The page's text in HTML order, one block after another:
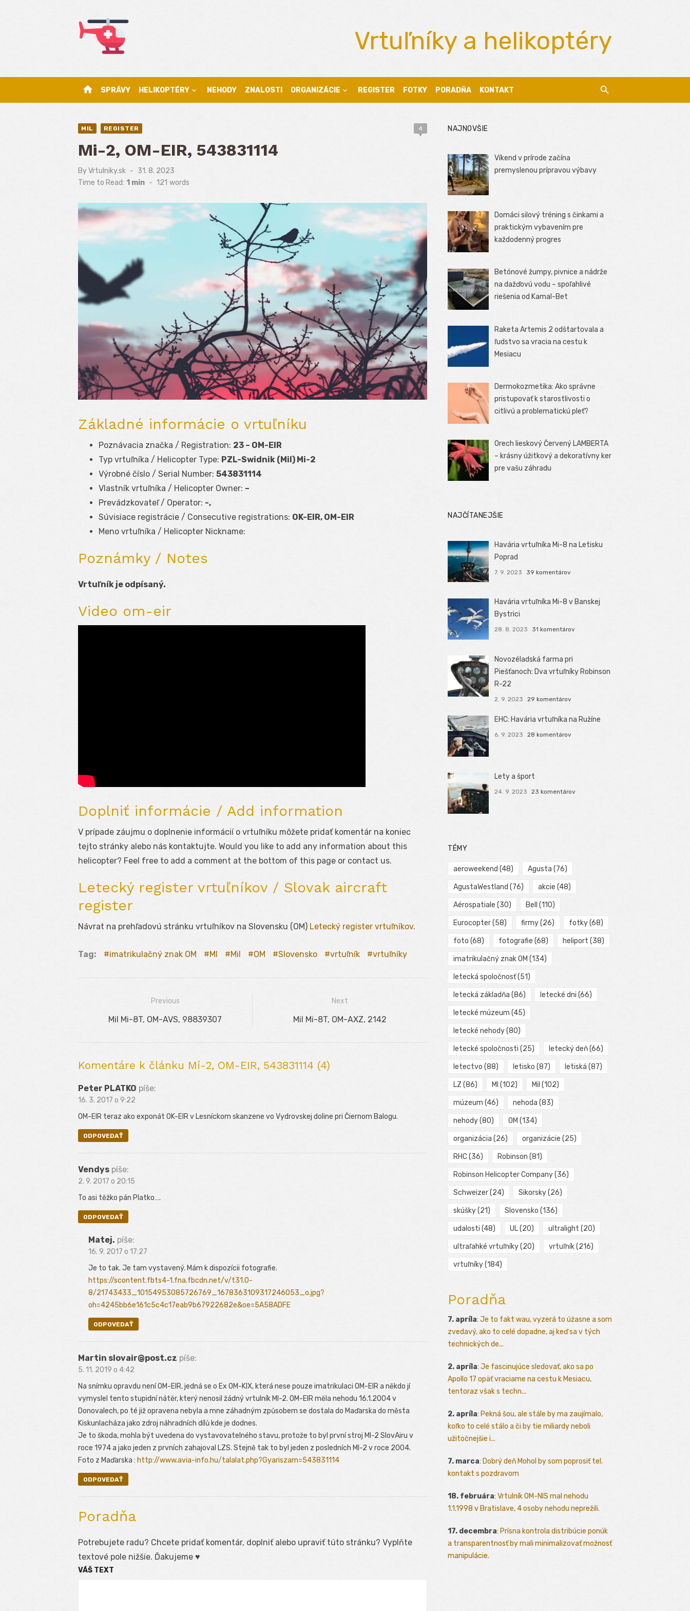
Vrtuľníky a helikoptéry
home SPRÁVY HELIKOPTÉRY NEHODY ZNALOSTI ORGANIZÁCIE REGISTER FOTKY PORADŇA KONTAKT
MIL REGISTER 4
Mi-2, OM-EIR, 543831114
ByVrtulniky.sk
Posted
on
31. 8. 2023
Time to Read: 1 min - 121 words
Základné informácie o vrtuľníku
Poznávacia značka / Registration: 23 – OM-EIR
Typ vrtuľníka / Helicopter Type: PZL-Swidnik (Mil) Mi-2
Výrobné číslo / Serial Number: 543831114
Vlastník vrtuľníka / Helicopter Owner: –
Prevádzkovateľ / Operator: -,
Súvisiace registrácie / Consecutive registrations: OK-EIR, OM-EIR
Meno vrtuľníka / Helicopter Nickname:
Poznámky / Notes
Vrtuľník je odpísaný.
Video om-eir
Doplniť informácie / Add information
V prípade záujmu o doplnenie informácií o vrtuľníku môžete pridať komentár na koniec
tejto stránky alebo nás kontaktujte. Would you like to add any information about this
helicopter? Feel free to add a comment at the bottom of this page or contact us.
Letecký register vrtuľníkov / Slovak aircraft
register
Návrat na prehľadovú stránku vrtuľníkov na Slovensku (OM) Letecký register vrtuľníkov.
Tag: imatrikulačný znak OM MI Mil OM Slovensko vrtuľník vrtuľníky
Navigácia
Previous
Previous
Mil Mi-8T, OM-AVS, 98839307
Next
Next
Mil Mi-8T, OM-AXZ, 2142
Komentáre k článku Mi-2, OM-EIR, 543831114 (4)
Peter PLATKO píše:
16. 3. 2017 o 9:22
OM-EIR teraz ako exponát OK-EIR v Lesníckom skanzene vo Vydrovskej doline pri Čiernom Balogu.
ODPOVEDAŤ
Vendys píše:
2. 9. 2017 o 20:15
To asi těžko pán Platko….
ODPOVEDAŤ
Matej. píše:
16. 9. 2017 o 17:27
Je to tak. Je tam vystavený. Mám k dispozícii fotografie.
https://scontent.fbts4-1.fna.fbcdn.net/v/t31.0-
8/21743433_10154953085726769_1678363109317246053_o.jpg?
oh=4245bb6e161c5c4c17eab9b67922682e&oe=5A58ADFE
ODPOVEDAŤ
Martin slovair@post.cz píše:
5. 11. 2019 o 4:42
Na snímku opravdu není OM-EIR, jedná se o Ex OM-KIX, která nese pouze imatrikulaci OM-EIR a někdo jí
vymyslel tento stupidní nátěr, který nenosil žádný vrtulník MI-2. OM-EIR měla nehodu 16.1.2004 v
Donovalech, po té již opravena nebyla a mne záhadným způsobem se dostala do Maďarska do města
Kiskunlacháza jako zdroj náhradních dílů kde je dodnes.
Je to škoda, mohla být uvedena do vystavovatelného stavu, protože to byl první stroj MI-2 SlovAiru v
roce 1974 a jako jeden z prvních zahajoval LZS. Stejně tak to byl jeden z posledních MI-2 v roce 2004.
Foto z Maďarska : http://www.avia-info.hu/talalat.php?Gyariszam=543831114
ODPOVEDAŤ
Poradňa
Potrebujete radu? Chcete pridať komentár, doplniť alebo upraviť túto stránku? Vyplňte
textové pole nižšie. Ďakujeme ♥
VÁŠ TEXT
NAJNOVŠIE
Víkend v prírode začína
premyslenou prípravou výbavy
Domáci silový tréning s činkami a
praktickým vybavením pre
každodenný progres
Betónové žumpy, pivnice a nádrže
na dažďovú vodu – spoľahlivé
riešenia od Kamal-Bet
Raketa Artemis 2 odštartovala a
ľudstvo sa vracia na cestu k
Mesiacu
Dermokozmetika: Ako správne
pristupovať k starostlivosti o
citlivú a problematickú pleť?
Orech lieskový Červený LAMBERTA
– krásny úžitkový a dekoratívny ker
pre vašu záhradu
NAJČÍTANEJŠIE
Havária vrtuľníka Mi-8 na Letisku
Poprad
7. 9. 2023 39 komentárov
Havária vrtuľníka Mi-8 v Banskej
Bystrici
28. 8. 2023 31 komentárov
Novozéladská farma pri
Piešťanoch: Dva vrtuľníky Robinson
R-22
2. 9. 2023 29 komentárov
EHC: Havária vrtuľníka na Ružíne
6. 9. 2023 28 komentárov
Lety a šport
24. 9. 2023 23 komentárov
TÉMY
aeroweekend (48) Agusta (76)
AgustaWestland (76) akcie (48)
Aérospatiale (30) Bell (110)
Eurocopter(58) firmy(26) fotky(68)
foto (68) fotografie (68) heliport (38)
imatrikulačný znak OM (134)
letecká spoločnosť(51)
letecká základňa (86) letecké dni (66)
letecké múzeum (45)
letecké nehody(80)
letecké spoločnosti (25) letecký deň(66)
letectvo (88) letisko (87) letiská (87)
LZ (86) MI (102) Mil (102)
múzeum (46) nehoda (83)
nehody(80) OM (134)
organizácia (26) organizácie (25)
RHC(36) Robinson (81)
Robinson Helicopter Company(36)
Schweizer(24) Sikorsky(26)
skúšky(21) Slovensko (136)
udalosti (48) UL(20) ultralight (20)
ultraľahké vrtuľníky(20) vrtuľník(216)
vrtuľníky(184)
Poradňa
7. apríla: Je to fakt wau, vyzerá to úžasne a som
zvedavý, ako to celé dopadne, aj keď sa v tých
technických de...
2. apríla: Je fascinujúce sledovať, ako sa po
Apollo 17 opäť vraciame na cestu k Mesiacu,
tentoraz však s techn...
2. apríla: Pekná šou, ale stále by ma zaujímalo,
koľko to celé stálo a či by tie miliardy neboli
užitočnejšie i...
7. marca: Dobrý deň Mohol by som poprosiť tel.
kontakt s pozdravom
18. februára: Vrtulník OM-NIS mal nehodu
1.1.1998 v Bratislave, 4 osoby nehodu neprežili.
17. decembra: Prísna kontrola distribúcie ponúk
a transparentnosť by mali minimalizovať možnosť
manipulácie.